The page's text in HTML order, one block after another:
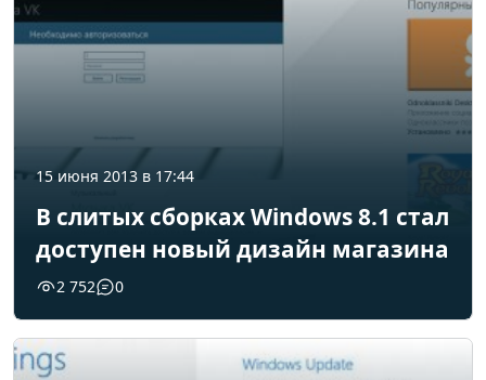
15 июня 2013 в 17:44
В слитых сборках Windows 8.1 стал
доступен новый дизайн магазина
2 752 0